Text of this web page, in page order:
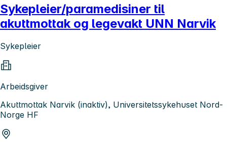
Sykepleier/paramedisiner til
akuttmottak og legevakt UNN Narvik
Sykepleier
Arbeidsgiver
Akuttmottak Narvik (inaktiv), Universitetssykehuset Nord-
Norge HF